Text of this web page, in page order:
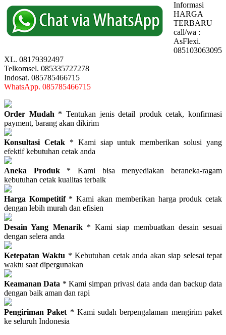
Informasi
HARGA
TERBARU
call/wa :
AsFlexi.
085103063095
XL. 08179392497
Telkomsel. 085335727278
Indosat. 085785466715
WhatsApp. 085785466715
Order Mudah * Tentukan jenis detail produk cetak, konfirmasi
payment, barang akan dikirim
Konsultasi Cetak* Kami siap untuk memberikan solusi yang
efektif kebutuhan cetak anda
Aneka Produk * Kami bisa menyediakan beraneka-ragam
kebutuhan cetak kualitas terbaik
Harga Kompetitif* Kami akan memberikan harga produk cetak
dengan lebih murah dan efisien
Desain Yang Menarik* Kami siap membuatkan desain sesuai
dengan selera anda
Ketepatan Waktu * Kebutuhan cetak anda akan siap selesai tepat
waktu saat dipergunakan
Keamanan Data * Kami simpan privasi data anda dan backup data
dengan baik aman dan rapi
Pengiriman Paket * Kami sudah berpengalaman mengirim paket
ke seluruh Indonesia